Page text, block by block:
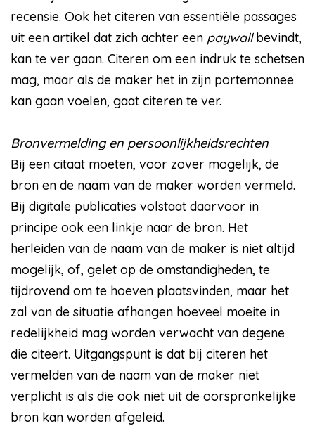
recensie. Ook het citeren van essentiële passages
uit een artikel dat zich achter een paywallbevindt,
kan te ver gaan. Citeren om een indruk te schetsen
mag, maar als de maker het in zijn portemonnee
kan gaan voelen, gaat citeren te ver.
Bronvermelding en persoonlijkheidsrechten
Bij een citaat moeten, voor zover mogelijk, de
bron en de naam van de maker worden vermeld.
Bij digitale publicaties volstaat daarvoor in
principe ook een linkje naar de bron. Het
herleiden van de naam van de maker is niet altijd
mogelijk, of, gelet op de omstandigheden, te
tijdrovend om te hoeven plaatsvinden, maar het
zal van de situatie afhangen hoeveel moeite in
redelijkheid mag worden verwacht van degene
die citeert. Uitgangspunt is dat bij citeren het
vermelden van de naam van de maker niet
verplicht is als die ook niet uit de oorspronkelijke
bron kan worden afgeleid.